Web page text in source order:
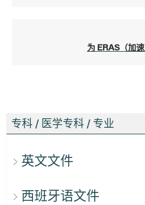
专科 / 医学专科 / 专业
英文文件
西班牙语文件
为 ERAS（加